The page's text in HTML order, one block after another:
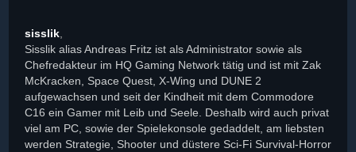
sisslik,
Sisslik alias Andreas Fritz ist als Administrator sowie als
Chefredakteur im HQ Gaming Network tätig und ist mit Zak
McKracken, Space Quest, X-Wing und DUNE 2
aufgewachsen und seit der Kindheit mit dem Commodore
C16 ein Gamer mit Leib und Seele. Deshalb wird auch privat
viel am PC, sowie der Spielekonsole gedaddelt, am liebsten
werden Strategie, Shooter und düstere Sci-Fi Survival-Horror